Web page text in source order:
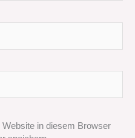
in diesem Browser